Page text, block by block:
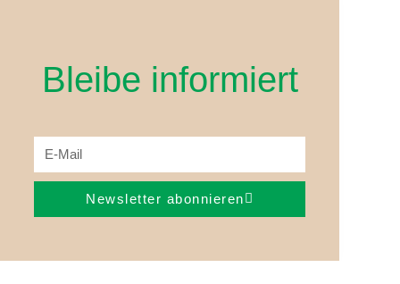
Bleibe informiert
Newsletter abonnieren